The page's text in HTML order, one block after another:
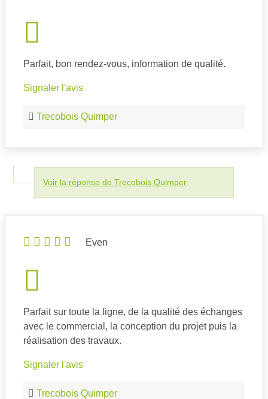
Parfait, bon rendez-vous, information de qualité.
Signaler l'avis
Trecobois Quimper
Voir la réponse de Trecobois Quimper
Even
Parfait sur toute la ligne, de la qualité des échanges
avec le commercial, la conception du projet puis la
réalisation des travaux.
Signaler l'avis
Trecobois Quimper